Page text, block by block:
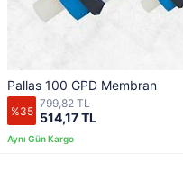
Pallas 100 GPD Membran
%35 514,17 TL
799,82 TL